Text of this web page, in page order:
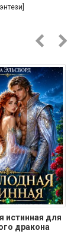
истинная для
дракона